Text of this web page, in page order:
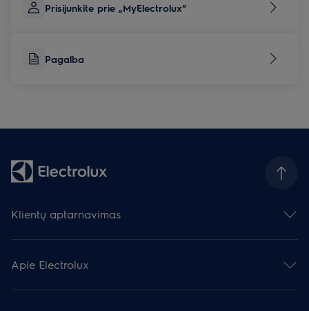
Prisijunkite prie „MyElectrolux“
Pagalba
Klientų aptarnavimas
Palikite atsiliepimą
Prietaisų remontas
Pagalba
Apie Electrolux